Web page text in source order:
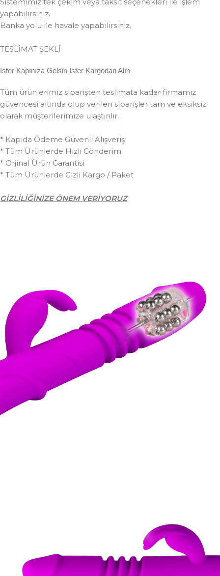
Sistemimiz tek çekim veya taksit seçenekleri ile işlem
yapabilirsiniz.
Banka yolu ile havale yapabilirsiniz.
TESLİMAT ŞEKLİ
İster Kapınıza Gelsin İster Kargodan Alın
Tüm ürünlerimiz siparişten teslimata kadar firmamız
güvencesi altında olup verilen siparişler tam ve eksiksiz
olarak müşterilerimize ulaştırılır.
* Kapıda Ödeme Güvenli Alışveriş
* Tüm Ürünlerde Hızlı Gönderim
* Orjinal Ürün Garantisi
* Tüm Ürünlerde Gizli Kargo / Paket
GİZLİLİĞİNİZE ÖNEM VERİYORUZ